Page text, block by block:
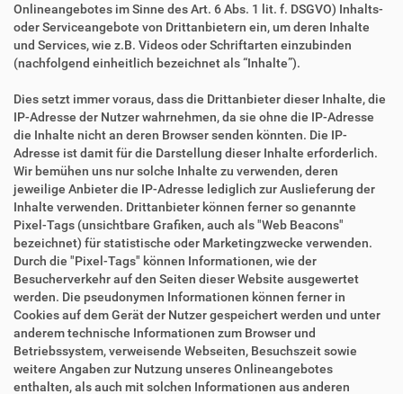
Onlineangebotes im Sinne des Art. 6 Abs. 1 lit. f. DSGVO) Inhalts-
oder Serviceangebote von Drittanbietern ein, um deren Inhalte
und Services, wie z.B. Videos oder Schriftarten einzubinden
(nachfolgend einheitlich bezeichnet als “Inhalte”).
Dies setzt immer voraus, dass die Drittanbieter dieser Inhalte, die
IP-Adresse der Nutzer wahrnehmen, da sie ohne die IP-Adresse
die Inhalte nicht an deren Browser senden könnten. Die IP-
Adresse ist damit für die Darstellung dieser Inhalte erforderlich.
Wir bemühen uns nur solche Inhalte zu verwenden, deren
jeweilige Anbieter die IP-Adresse lediglich zur Auslieferung der
Inhalte verwenden. Drittanbieter können ferner so genannte
Pixel-Tags (unsichtbare Grafiken, auch als "Web Beacons"
bezeichnet) für statistische oder Marketingzwecke verwenden.
Durch die "Pixel-Tags" können Informationen, wie der
Besucherverkehr auf den Seiten dieser Website ausgewertet
werden. Die pseudonymen Informationen können ferner in
Cookies auf dem Gerät der Nutzer gespeichert werden und unter
anderem technische Informationen zum Browser und
Betriebssystem, verweisende Webseiten, Besuchszeit sowie
weitere Angaben zur Nutzung unseres Onlineangebotes
enthalten, als auch mit solchen Informationen aus anderen